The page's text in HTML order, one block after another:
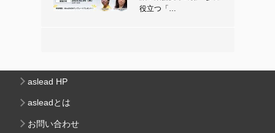
役立つ「…
aslead HP
asleadとは
お問い合わせ